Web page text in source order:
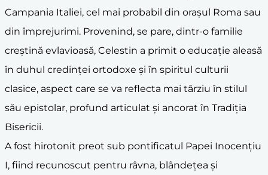
Campania Italiei, cel mai probabil din orașul Roma sau
din împrejurimi. Provenind, se pare, dintr-o familie
creștină evlavioasă, Celestin a primit o educație aleasă
în duhul credinței ortodoxe și în spiritul culturii
clasice, aspect care se va reflecta mai târziu în stilul
său epistolar, profund articulat și ancorat în Tradiția
Bisericii.
A fost hirotonit preot sub pontificatul Papei Inocențiu
I, fiind recunoscut pentru râvna, blândețea și